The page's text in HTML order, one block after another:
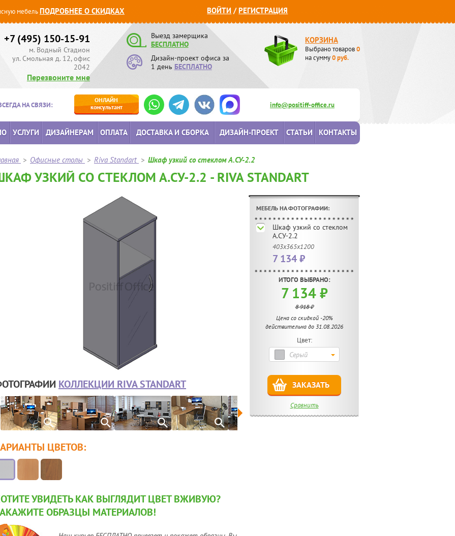
мебельПОДРОБНЕЕ О СКИДКАХ ВОЙТИ /РЕГИСТРАЦИЯ
+7 (495) 150-15-91
м. Водный Стадион
ул. Смольная д. 12, офис
2042
Перезвоните мне
Выезд замерщика
БЕСПЛАТНО
Дизайн-проект офиса за
1 день БЕСПЛАТНО
КОРЗИНА
Выбрано товаров0
на сумму0руб.
НА СВЯЗИ:
ОНЛАЙН
консультант
info@positiff-office.ru
УСЛУГИ ДИЗАЙНЕРАМ ОПЛАТА ДОСТАВКА И СБОРКА ДИЗАЙН-ПРОЕКТ СТАТЬИ КОНТАКТЫ
> Офисные столы > Riva Standart > Шкаф узкий со стеклом А.СУ-2.2
УЗКИЙ СО СТЕКЛОМ А.СУ-2.2 - RIVA STANDART
КОЛЛЕКЦИИ RIVA STANDART
МЕБЕЛЬ НА ФОТОГРАФИИ:
Шкаф узкий со стеклом
А.СУ-2.2
403х365х1200
7 134 ₽
ИТОГО ВЫБРАНО:
7 134 ₽
8 918 ₽
Цена со скидкой -20%
действительна до 31.08.2026
Цвет:
Серый
ЗАКАЗАТЬ
Сравнить
ЦВЕТОВ:
УВИДЕТЬ КАК ВЫГЛЯДИТ ЦВЕТ ВЖИВУЮ?
ОБРАЗЦЫ МАТЕРИАЛОВ!